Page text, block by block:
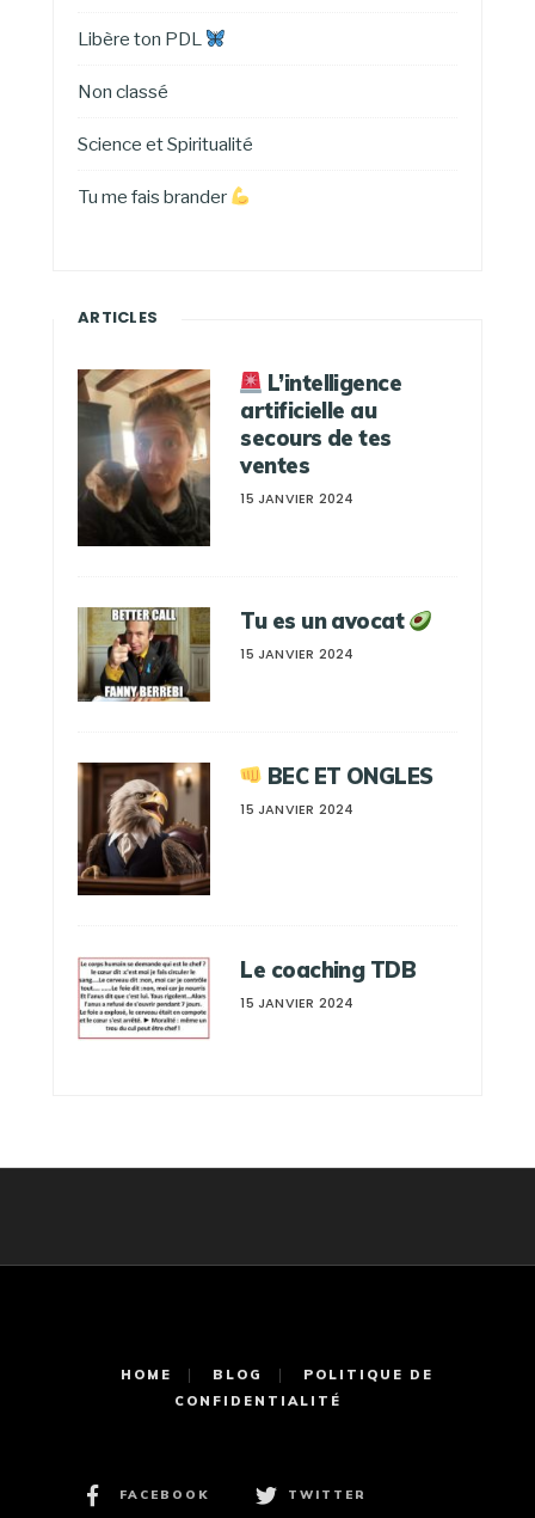
Libère ton PDL
Non classé
Science et Spiritualité
Tu me fais brander
ARTICLES
L’intelligence
artificielle au
secours de tes
ventes
15 JANVIER 2024
Tu es un avocat
15 JANVIER 2024
BEC ET ONGLES
15 JANVIER 2024
Le coaching TDB
15 JANVIER 2024
HOME BLOG
POLITIQUE DE
CONFIDENTIALITÉ
FACEBOOK TWITTER